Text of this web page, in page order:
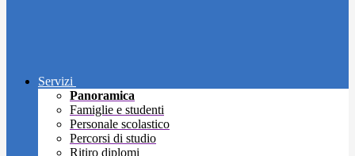
Servizi
Panoramica
Famiglie e studenti
Personale scolastico
Percorsi di studio
Ritiro diplomi